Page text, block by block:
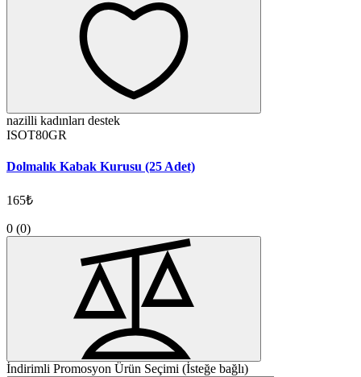
nazilli kadınları destek
ISOT80GR
Dolmalık Kabak Kurusu (25 Adet)
165₺
0 (0)
İndirimli Promosyon Ürün Seçimi (İsteğe bağlı)